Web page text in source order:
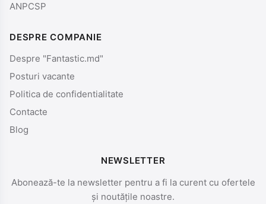
ANPCSP
DESPRE COMPANIE
Despre "Fantastic.md"
Posturi vacante
Politica de confidentialitate
Contacte
Blog
NEWSLETTER
Abonează-te la newsletter pentru a fi la curent cu ofertele
și noutățile noastre.